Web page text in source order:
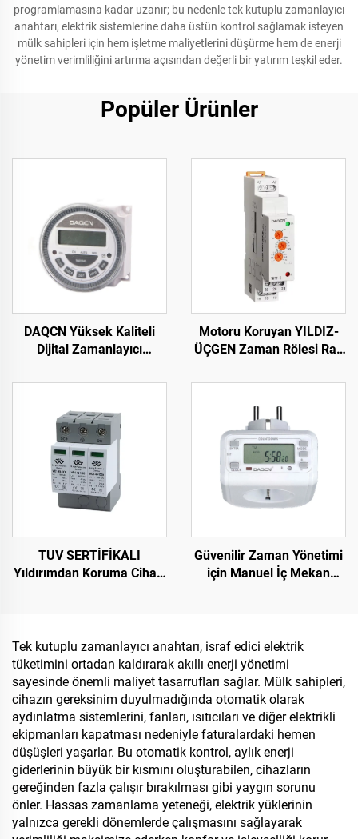
programlamasına kadar uzanır; bu nedenle tek kutuplu zamanlayıcı
anahtarı, elektrik sistemlerine daha üstün kontrol sağlamak isteyen
mülk sahipleri için hem işletme maliyetlerini düşürme hem de enerji
yönetim verimliliğini artırma açısından değerli bir yatırım teşkil eder.
Popüler Ürünler
DAQCN Yüksek Kaliteli
Dijital Zamanlayıcı
Zamanlayıcı TM-619LHN
Motoru Koruyan YILDIZ-
ÜÇGEN Zaman Rölesi Ray
Üçgen Gecikmeli
Başlangıç
TUV SERTİFİKALI
Yıldırımdan Koruma Cihazı
SPD
Güvenilir Zaman Yönetimi
için Manuel İç Mekan
Tek kutuplu zamanlayıcı anahtarı, israf edici elektrik
tüketimini ortadan kaldırarak akıllı enerji yönetimi
sayesinde önemli maliyet tasarrufları sağlar. Mülk sahipleri,
cihazın gereksinim duyulmadığında otomatik olarak
aydınlatma sistemlerini, fanları, ısıtıcıları ve diğer elektrikli
ekipmanları kapatması nedeniyle faturalardaki hemen
düşüşleri yaşarlar. Bu otomatik kontrol, aylık enerji
giderlerinin büyük bir kısmını oluşturabilen, cihazların
gereğinden fazla çalışır bırakılması gibi yaygın sorunu
önler. Hassas zamanlama yeteneği, elektrik yüklerinin
yalnızca gerekli dönemlerde çalışmasını sağlayarak